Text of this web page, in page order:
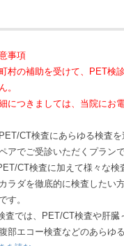
事項
村の補助を受けて、PET検
。
につきましては、当院にお
PET/CT検査にあらゆる検査
アでご受診いただくプラン
CT検査に加えて様々な検
ラダを徹底的に検査したい
す。
査では、PET/CT検査や肝臓
部エコー検査などのあらゆ